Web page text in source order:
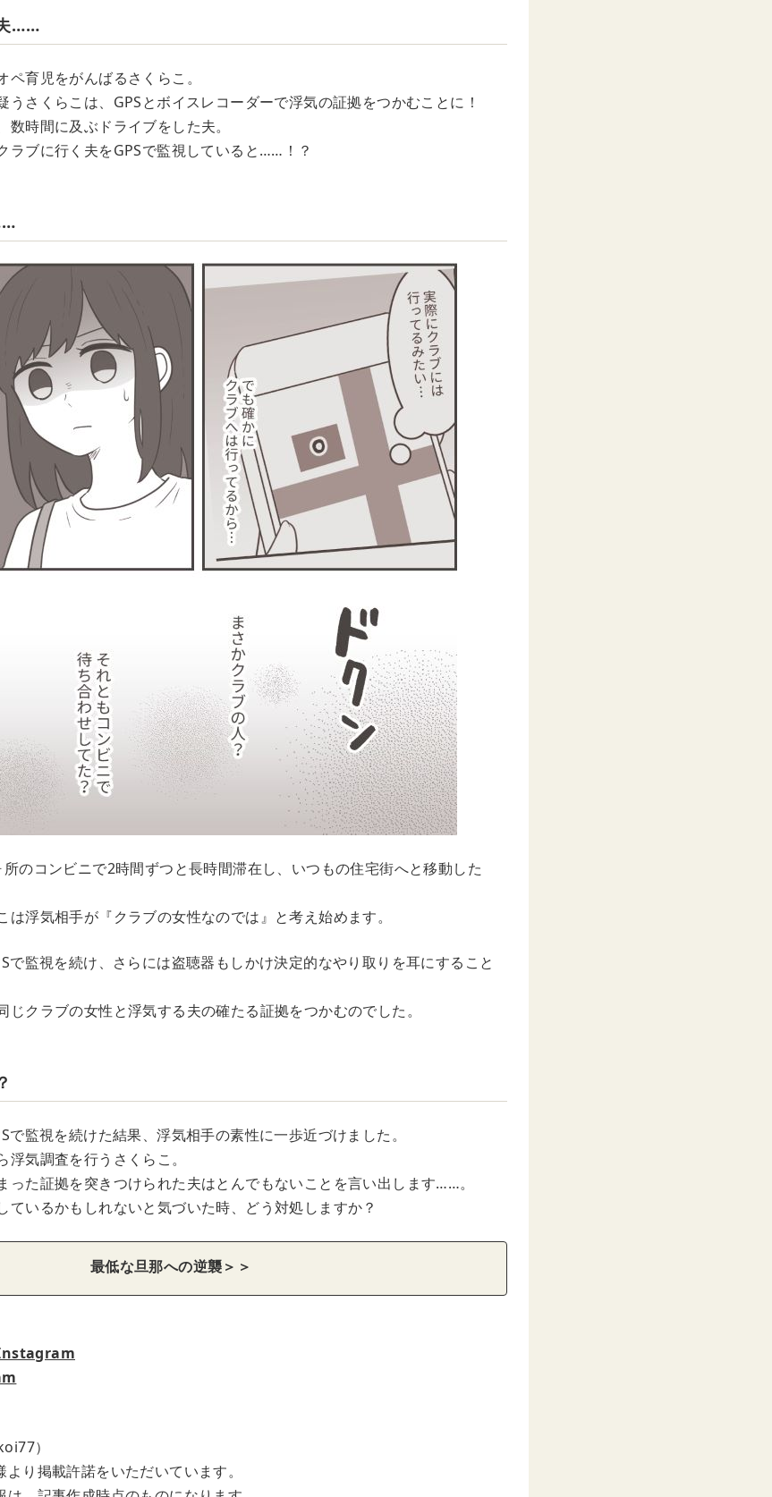
t
……
育児をがんばるさくらこ。
うさくらこは、GPSとボイスレコーダーで浮気の証拠をつかむことに！
時間に及ぶドライブをした夫。
ラブに行く夫をGPSで監視していると……！？
のコンビニで2時間ずつと長時間滞在し、いつもの住宅街へと移動した
は浮気相手が『クラブの女性なのでは』と考え始めます。
で監視を続け、さらには盗聴器もしかけ決定的なやり取りを耳にすること
じクラブの女性と浮気する夫の確たる証拠をつかむのでした。
で監視を続けた結果、浮気相手の素性に一歩近づけました。
気調査を行うさくらこ。
った証拠を突きつけられた夫はとんでもないことを言い出します……。
ているかもしれないと気づいた時、どう対処しますか？
最低な旦那への逆襲＞＞
）
り掲載許諾をいただいています。